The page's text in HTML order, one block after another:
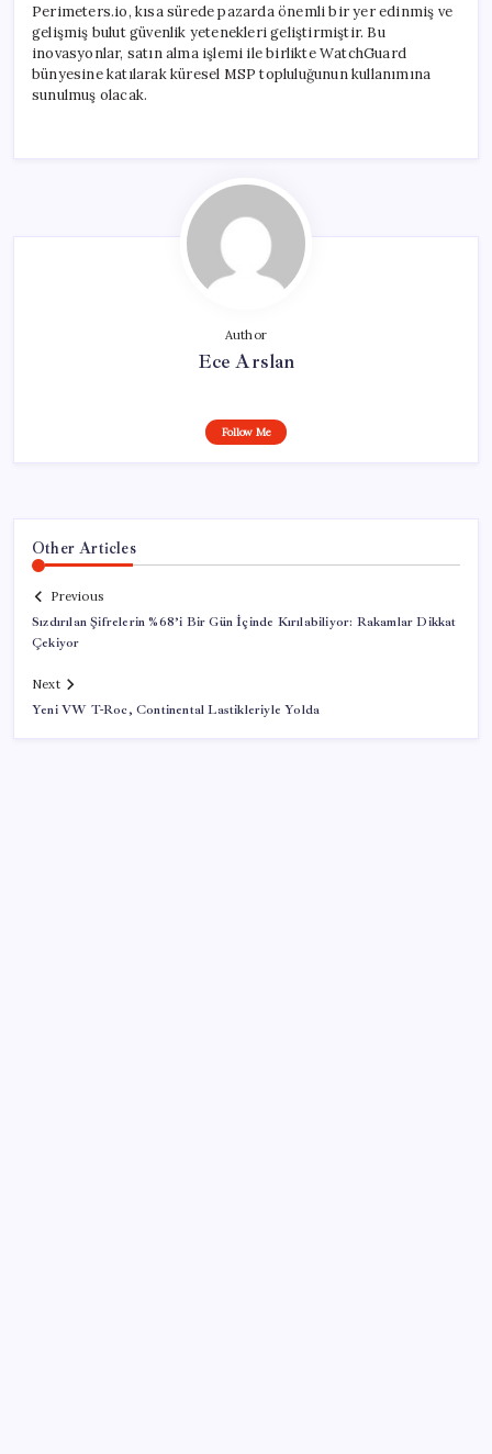
Perimeters.io, kısa sürede pazarda önemli bir yer edinmiş ve
gelişmiş bulut güvenlik yetenekleri geliştirmiştir. Bu
inovasyonlar, satın alma işlemi ile birlikte WatchGuard
bünyesine katılarak küresel MSP topluluğunun kullanımına
sunulmuş olacak.
Author
Ece Arslan
Follow Me
Other Articles
Previous
Sızdırılan Şifrelerin %68’i Bir Gün İçinde Kırılabiliyor: Rakamlar Dikkat
Çekiyor
Next
Yeni VW T-Roc, Continental Lastikleriyle Yolda